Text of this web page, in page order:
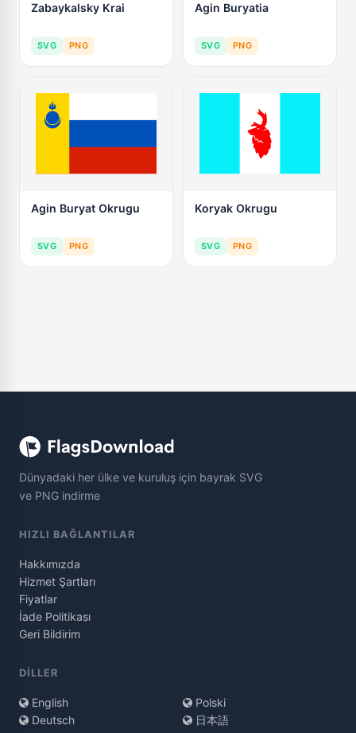
Zabaykalsky Krai
SVG PNG
Agin Buryatia
SVG PNG
Agin Buryat Okrugu
SVG PNG
Koryak Okrugu
SVG PNG
Dünyadaki her ülke ve kuruluş için bayrak SVG
ve PNG indirme
HIZLI BAĞLANTILAR
Hakkımızda
Hizmet Şartları
Fiyatlar
İade Politikası
Geri Bildirim
DILLER
English
Deutsch
Polski
日本語